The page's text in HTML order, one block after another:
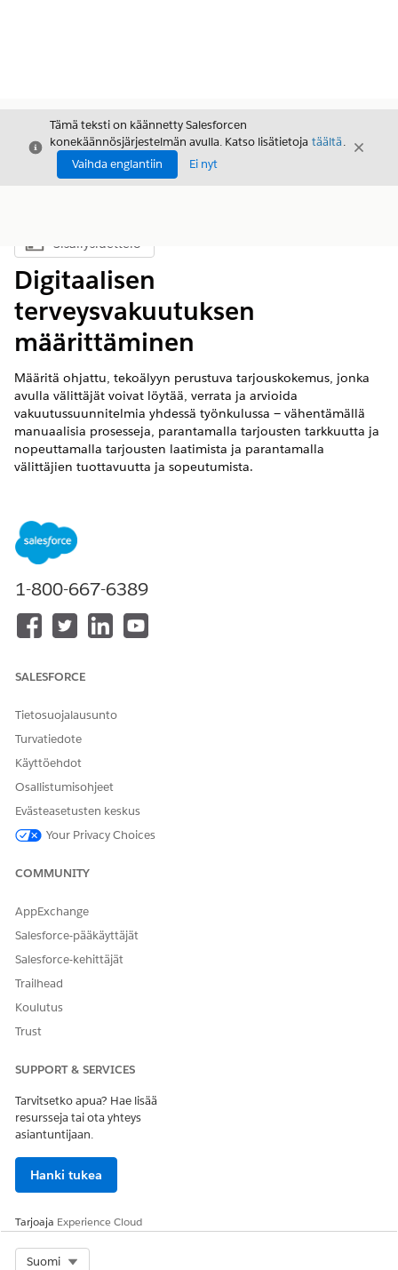
Sulje
Tämä teksti on käännetty Salesforcen
konekäännösjärjestelmän avulla. Katso lisätietoja täältä.
Vaihda englantiin
Ei nyt
Sulje
Näytä sisällysluettelo
Sisällysluettelo
Digitaalisen
terveysvakuutuksen
määrittäminen
Määritä ohjattu, tekoälyyn perustuva tarjouskokemus, jonka
avulla välittäjät voivat löytää, verrata ja arvioida
vakuutussuunnitelmia yhdessä työnkulussa — vähentämällä
manuaalisia prosesseja, parantamalla tarjousten tarkkuutta ja
nopeuttamalla tarjousten laatimista ja parantamalla
välittäjien tuottavuutta ja sopeutumista.
Käytettävissä: Lightning Experiencessa
Käytettävissä:
versioissa Health Cloud-, Digital Insurance- ja Agentforce for
Varmista ennen digitaalisen terveydenhuollon määrittämistä,
Digitaalisen vakuutuksen määrittäminen
Digitaalisten kokemusten ottaminen käyttöön
RATKAISIKO TÄMÄ ARTIKKELI ONGELMASI?
Anna palautetta, jotta voimme kehittyä!
1-800-667-6389
SALESFORCE
Tietosuojalausunto
Turvatiedote
Käyttöehdot
Osallistumisohjeet
Evästeasetusten keskus
Your Privacy Choices
COMMUNITY
AppExchange
Salesforce-pääkäyttäjät
Salesforce-kehittäjät
Trailhead
Koulutus
Trust
SUPPORT & SERVICES
Tarvitsetko apua? Hae lisää
resursseja tai ota yhteys
asiantuntijaan.
Hanki tukea
Tarjoaja Experience Cloud
Suomi